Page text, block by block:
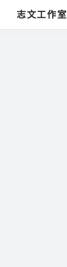
志文工作室